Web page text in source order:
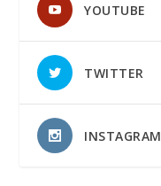
YOUTUBE
TWITTER
INSTAGRAM